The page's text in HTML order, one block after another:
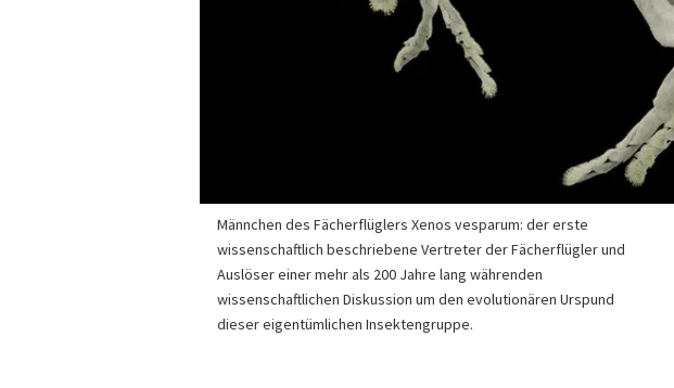
Männchen des Fächerflüglers Xenos vesparum: der erste
wissenschaftlich beschriebene Vertreter der Fächerflügler und
Auslöser einer mehr als 200 Jahre lang währenden
wissenschaftlichen Diskussion um den evolutionären Urspund
dieser eigentümlichen Insektengruppe.